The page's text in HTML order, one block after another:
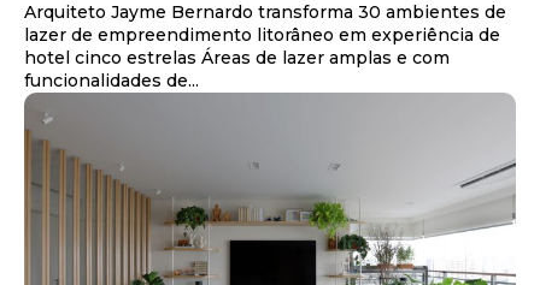
Arquiteto Jayme Bernardo transforma 30 ambientes de
lazer de empreendimento litorâneo em experiência de
hotel cinco estrelas Áreas de lazer amplas e com
funcionalidades de...